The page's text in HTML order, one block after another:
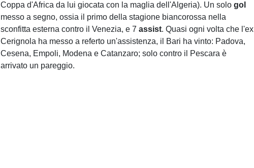
Coppa d'Africa da lui giocata con la maglia dell'Algeria). Un sologol
messo a segno, ossia il primo della stagione biancorossa nella
sconfitta esterna contro il Venezia, e 7assist. Quasi ogni volta che l'ex
Cerignola ha messo a referto un'assistenza, il Bari ha vinto: Padova,
Cesena, Empoli, Modena e Catanzaro; solo contro il Pescara è
arrivato un pareggio.